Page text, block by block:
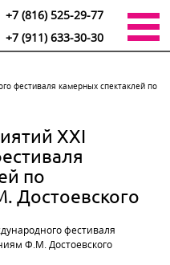
+7 (816) 525-29-77
+7 (911) 633-30-30
фестиваля камерных спектаклей по
XXI
по
Достоевского